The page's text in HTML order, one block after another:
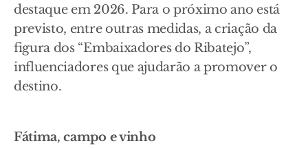
destaque em 2026. Para o próximo ano está
previsto, entre outras medidas, a criação da
figura dos “Embaixadores do Ribatejo”,
influenciadores que ajudarão a promover o
destino.
Fátima, campo e vinho